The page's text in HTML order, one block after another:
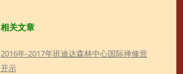
相关文章
2016年-2017年班迪达森林中心国际禅修营
开示